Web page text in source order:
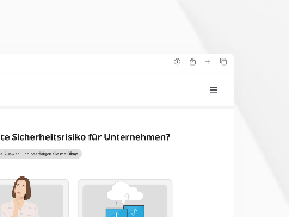
gültige Berichte
über die Nutzung
Ihrer Website zu